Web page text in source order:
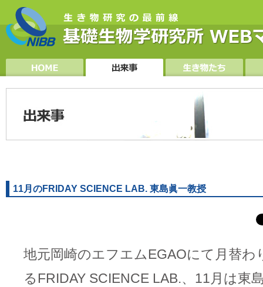
11月のFRIDAY SCIENCE LAB. 東島眞一教授
地元岡崎のエフエムEGAOにて月替わ
るFRIDAY SCIENCE LAB.、11月は東